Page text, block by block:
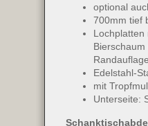
optional
700mm tief
Edelstahl-
mit
Unterseite: